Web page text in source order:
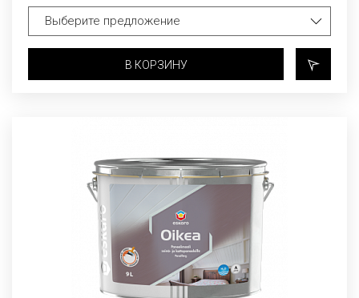
В КОРЗИНУ